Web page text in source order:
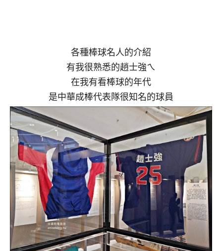
各種棒球名人的介紹
有我很熟悉的趙士強ㄟ
在我有看棒球的年代
是中華成棒代表隊很知名的球員